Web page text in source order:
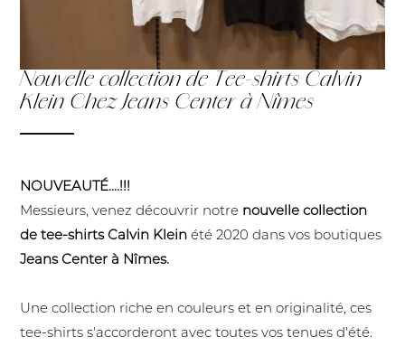
Nouvelle collection de Tee-shirts Calvin
Klein Chez Jeans Center à Nîmes
NOUVEAUTÉ....!!!
Messieurs, venez découvrir notre nouvelle collection
de tee-shirts Calvin Klein été 2020 dans vos boutiques
Jeans Center à Nîmes.
Une collection riche en couleurs et en originalité, ces
tee-shirts s'accorderont avec toutes vos tenues d'été.